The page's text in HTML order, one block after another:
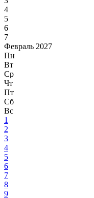
4
5
6
7
Февраль 2027
Пн
Вт
Ср
Чт
Пт
Сб
Вс
1
2
3
4
5
6
7
8
9